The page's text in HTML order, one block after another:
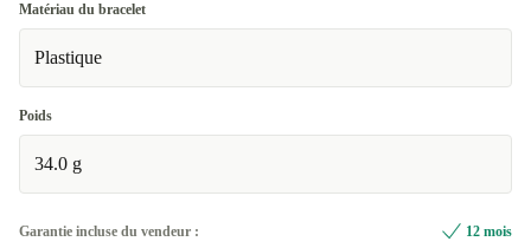
Matériau du bracelet
Plastique
Poids
34.0 g
Garantie incluse du vendeur : 12 mois